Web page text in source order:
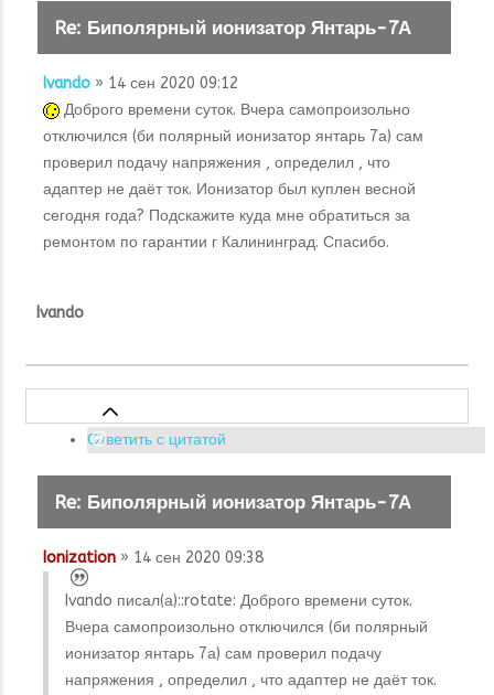
Re: Биполярный ионизатор Янтарь-7А
Ivando » 14 сен 2020 09:12
Доброго времени суток. Вчера самопроизольно
отключился (би полярный ионизатор янтарь 7а) сам
проверил подачу напряжения , определил , что
адаптер не даёт ток. Ионизатор был куплен весной
сегодня года? Подскажите куда мне обратиться за
ремонтом по гарантии г Калининград. Спасибо.
Ivando
Ответить с цитатой
Re: Биполярный ионизатор Янтарь-7А
Ionization » 14 сен 2020 09:38
Ivando писал(а)::rotate: Доброго времени суток.
Вчера самопроизольно отключился (би полярный
ионизатор янтарь 7а) сам проверил подачу
напряжения , определил , что адаптер не даёт ток.